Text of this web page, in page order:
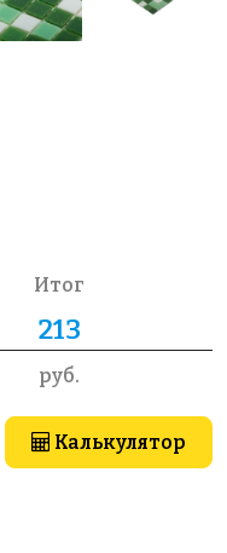
Итог
руб.
Калькулятор